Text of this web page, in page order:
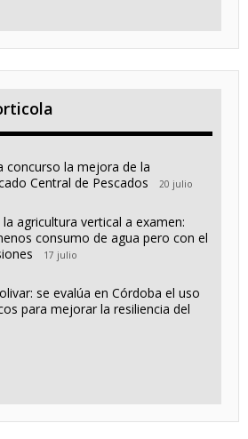
concurso la mejora de la
Central de Pescados
20 julio
agricultura vertical a examen:
consumo de agua pero con el
17 julio
se evalúa en Córdoba el uso
para mejorar la resiliencia del